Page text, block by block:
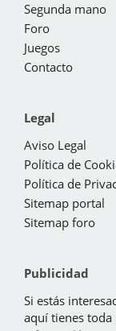
Segunda mano
Foro
Juegos
Contacto
Legal
Aviso Legal
Política de
Política de
Sitemap portal
Sitemap foro
Publicidad
Si estás
aquí tienes